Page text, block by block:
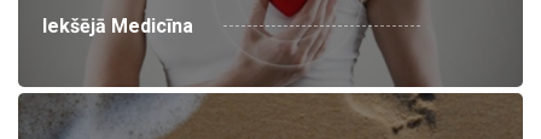
Iekšējā Medicīna